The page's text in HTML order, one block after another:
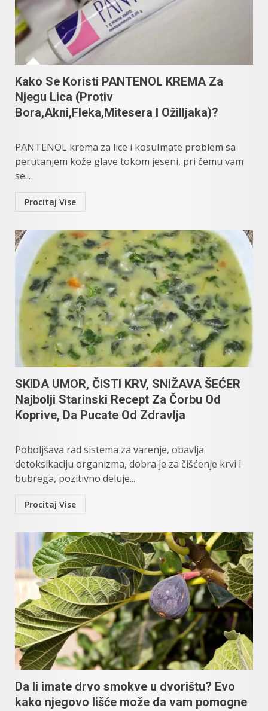
Kako Se Koristi PANTENOL KREMA Za
Njegu Lica (Protiv
Bora,Akni,Fleka,Mitesera I Ožilljaka)?
PANTENOL krema za lice i kosuImate problem sa
perutanjem kože glave tokom jeseni, pri čemu vam
se...
Procitaj Vise
SKIDA UMOR, ČISTI KRV, SNIŽAVA ŠEĆER
Najbolji Starinski Recept Za Čorbu Od
Koprive, Da Pucate Od Zdravlja
Poboljšava rad sistema za varenje, obavlja
detoksikaciju organizma, dobra je za čišćenje krvi i
bubrega, pozitivno deluje...
Procitaj Vise
Da li imate drvo smokve u dvorištu? Evo
kako njegovo lišće može da vam pomogne